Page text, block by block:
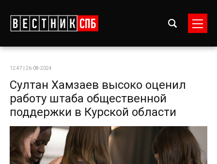
12:47 | 26-08-2024
Султан Хамзаев высоко оценил
работу штаба общественной
поддержки в Курской области